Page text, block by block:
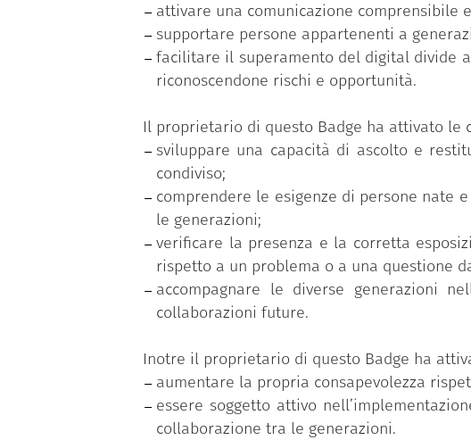
Questo badge attesta al suo possessore il
Target Group Cittadini under 16 e over 65,
Domino Sociale”.
selezionare e utilizzare linguaggi, canali e
un’attenzione specifica alle pratiche che
All’interno del Progetto i livelli 3 e 4 sono
attivare una comunicazione comprensibile
supportare persone appartenenti a
facilitare il superamento del digital divide
riconoscendone rischi e opportunità.
Il proprietario di questo Badge ha attivato le
sviluppare una capacità di ascolto e
condiviso;
comprendere le esigenze di persone nate
le generazioni;
verificare la presenza e la corretta
rispetto a un problema o a una questione
accompagnare le diverse generazioni
collaborazioni future.
Inotre il proprietario di questo Badge ha
aumentare la propria consapevolezza
essere soggetto attivo
collaborazione tra le generazioni.